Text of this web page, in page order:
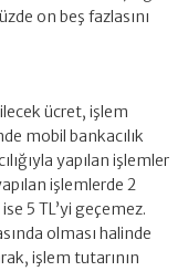
on beş fazlasını
ücret, işlem
mobil bankacılık
yapılan işlemler
işlemlerde 2
5 TL’yi geçemez.
olması halinde
işlem tutarının